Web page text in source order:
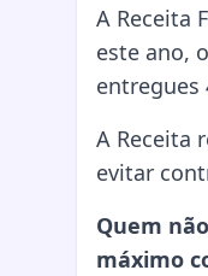
A Receita
este ano,
entregues
A Receita
evitar
Quem
máximo